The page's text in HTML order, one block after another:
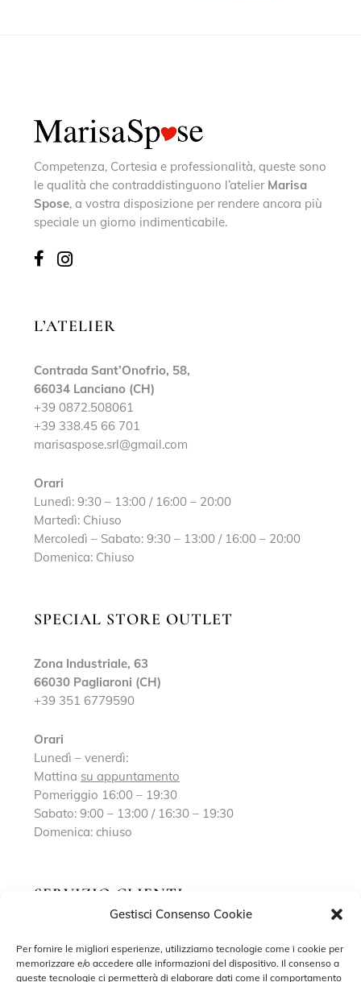
Gestisci Consenso Cookie
Per fornire le migliori esperienze, utilizziamo tecnologie come i cookie per
memorizzare e/o accedere alle informazioni del dispositivo. Il consenso a
queste tecnologie ci permetterà di elaborare dati come il comportamento
Competenza, Cortesia e professionalità, queste sono
le qualità che contraddistinguono l’atelier Marisa
Spose, a vostra disposizione per rendere ancora più
speciale un giorno indimenticabile.
L’ATELIER
Contrada Sant’Onofrio, 58,
66034 Lanciano (CH)
+39 0872.508061
+39 338.45 66 701
marisaspose.srl@gmail.com
Orari
Lunedì: 9:30 – 13:00 / 16:00 – 20:00
Martedì: Chiuso
Mercoledì – Sabato: 9:30 – 13:00 / 16:00 – 20:00
Domenica: Chiuso
SPECIAL STORE OUTLET
Zona Industriale, 63
66030 Pagliaroni (CH)
+39 351 6779590
Orari
Lunedì – venerdì:
Mattina su appuntamento
Pomeriggio 16:00 – 19:30
Sabato: 9:00 – 13:00 / 16:30 – 19:30
Domenica: chiuso
SERVIZIO CLIENTI
Contatti